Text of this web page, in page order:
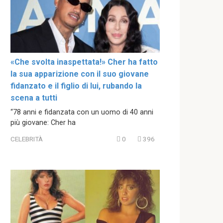
«Che svolta inaspettata!» Cher ha fatto
la sua apparizione con il suo giovane
fidanzato e il figlio di lui, rubando la
scena a tutti
“78 anni e fidanzata con un uomo di 40 anni
più giovane: Cher ha
CELEBRITÀ 0 396